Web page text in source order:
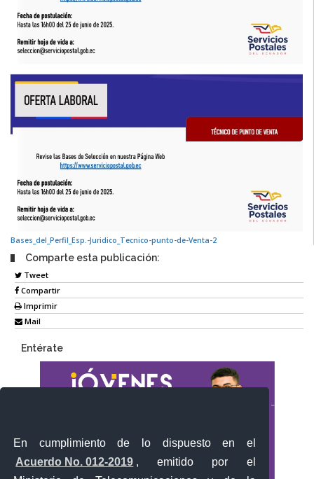
En cumplimiento de lo dispuesto en el
Acuerdo No. 012-2019 , emitido por el
Bases_del_Perfil_Esp.-Juridico_Tecnico-punto-de-Venta-2
Comparte esta publicación:
Tweet
Compartir
Imprimir
Mail
Entérate